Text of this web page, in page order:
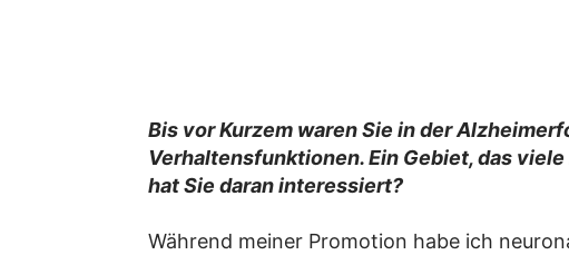
Bis vor Kurzem waren Sie in der
Verhaltensfunktionen. Ein Gebiet, das
hat Sie daran interessiert?
Während meiner Promotion habe ich